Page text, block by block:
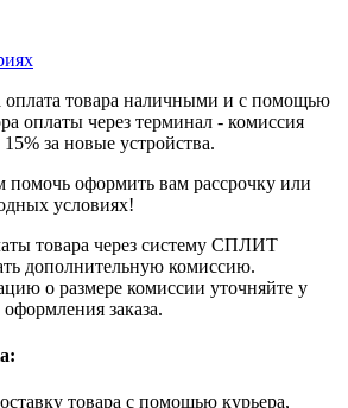
оплата товара наличными и с помощью
оплаты через терминал - комиссия
за новые устройства.
оформить вам рассрочку или
условиях!
товара через систему СПЛИТ
дополнительную комиссию.
о размере комиссии уточняйте у
заказа.
товара с помощью курьера,